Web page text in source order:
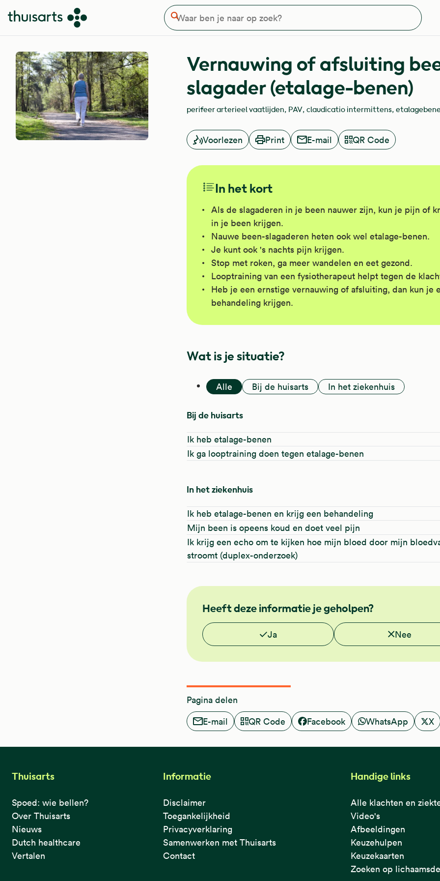
Overslaan en naar de inhoud gaan Waar ben je naar op zoek?
Zoeken
Vernauwing of afsluiting
slagader (etalage-benen)
perifeer arterieel vaatlijden PAV claudicatio intermittens
Voorlezen Print E-mail QR Code
In het kort
Als de slagaderen in je been nauwer zijn, kun je pijn of
in je been krijgen.
Nauwe been-slagaderen heten ook wel etalage-benen.
Je kunt ook 's nachts pijn krijgen.
Stop met roken, ga meer wandelen en eet gezond.
Looptraining van een fysiotherapeut helpt tegen de
Heb je een ernstige vernauwing of afsluiting, dan kun je
behandeling krijgen.
Wat is je situatie?
Alle Bij de huisarts In het ziekenhuis
Bij de huisarts
Ik heb etalage-benen
Ik ga looptraining doen tegen etalage-benen
In het ziekenhuis
Ik heb etalage-benen en krijg een behandeling
Mijn been is opeens koud en doet veel pijn
Ik krijg een echo om te kijken hoe mijn bloed door mijn
stroomt (duplex-onderzoek)
FMS
NHGHeeft deze informatie je geholpen?
Vond je deze informatie nuttig?
Ja Nee
Pagina delen
E-mail
QR Code Facebook WhatsApp X
Thuisarts
Spoed: wie bellen?
Over Thuisarts
Nieuws
Dutch healthcare
Vertalen
Informatie
Disclaimer
Toegankelijkheid
Privacyverklaring
Samenwerken met Thuisarts
Contact
Handige links
Alle klachten en
Video's
Afbeeldingen
Keuzehulpen
Keuzekaarten
Zoeken op